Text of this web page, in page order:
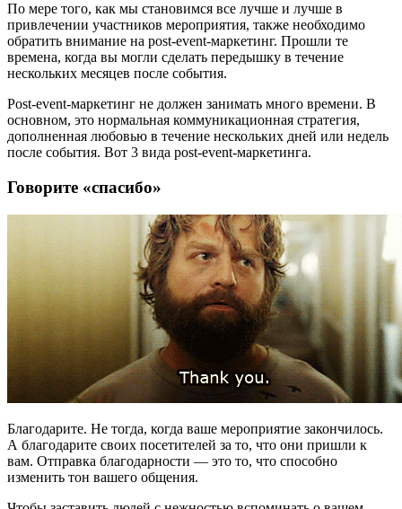
По мере того, как мы становимся все лучше и лучше в
привлечении участников мероприятия, также необходимо
обратить внимание на post-event-маркетинг. Прошли те
времена, когда вы могли сделать передышку в течение
нескольких месяцев после события.
Post-event-маркетинг не должен занимать много времени. В
основном, это нормальная коммуникационная стратегия,
дополненная любовью в течение нескольких дней или недель
после события. Вот 3 вида post-event-маркетинга.
Говорите «спасибо»
Благодарите. Не тогда, когда ваше мероприятие закончилось.
А благодарите своих посетителей за то, что они пришли к
вам. Отправка благодарности — это то, что способно
изменить тон вашего общения.